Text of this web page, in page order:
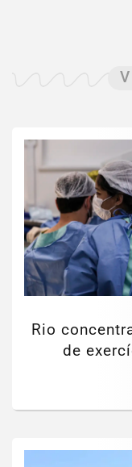
Rio
de